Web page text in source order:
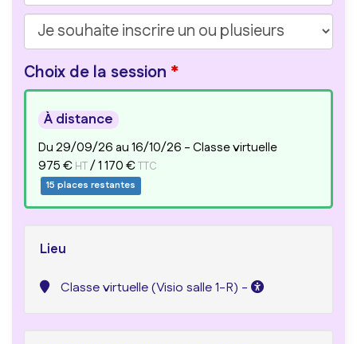
Choix de la session
À distance
Lieu
Classe virtuelle (Visio salle 1-R) -